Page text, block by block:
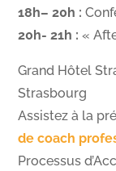
18h– 20h :
20h- 21h : «
Grand Hôtel
Strasbourg
Assistez à la
de coach
Processus